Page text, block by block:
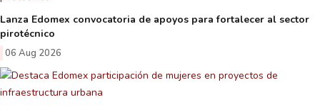
Lanza Edomex convocatoria de apoyos para fortalecer al sector
pirotécnico
06 Aug 2026